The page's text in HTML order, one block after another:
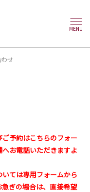
MENU
せ
予約はこちらのフォー
お電話いただきますよ
ては専用フォームから
ぎの場合は、直接希望